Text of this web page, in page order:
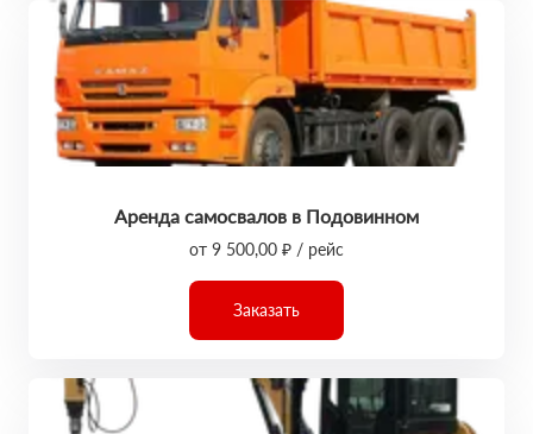
Аренда самосвалов в Подовинном
от 9 500,00 ₽ / рейс
Заказать